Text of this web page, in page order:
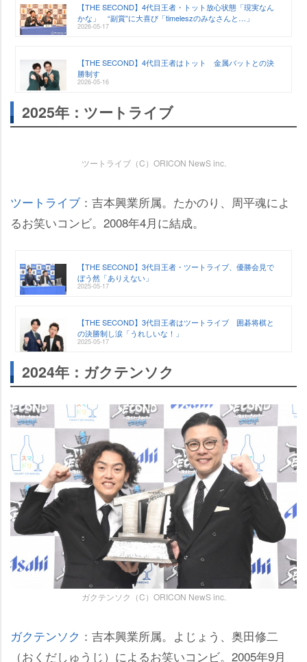
【THE SECOND】4代目王者・トット放心状態「現実なん
かな」 “副賞”に大喜び「timeleszのみなさんと…」
2026-05-17
【THE SECOND】4代目王者はトット 金属バットとの決
勝制す
2026-05-16
2025年：ツートライブ
ツートライブ（C）ORICON NewS inc.
ツートライブ：吉本興業所属。たかのり、周平魂によ
るお笑いコンビ。2008年4月に結成。
【THE SECOND】3代目王者・ツートライブ、優勝会見で
ぼう然「ありえない」
2025-05-17
【THE SECOND】3代目王者はツートライブ 囲碁将棋と
の決勝制し涙「うれしいな！」
2025-05-17
2024年：ガクテンソク
ガクテンソク（C）ORICON NewS inc.
ガクテンソク ：吉本興業所属。よじょう、奥田修二
（おくだしゅうじ）によるお笑いコンビ。2005年9月